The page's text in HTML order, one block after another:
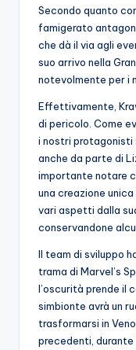
Secondo quanto
famigerato
che dà il via agli
suo arrivo nella
notevolmente per i
Effettivamente,
di pericolo. Come
i nostri protagonisti
anche da parte di
importante notare
una creazione
vari aspetti dalla
conservandone
Il team di sviluppo
trama di Marvel’s
l’oscurità prende il
simbionte avrà un
trasformarsi in
precedenti, durante